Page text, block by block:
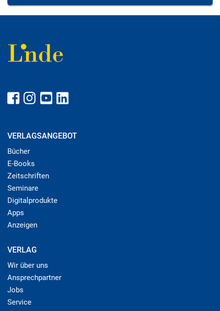
VERLAGSANGEBOT
Bücher
E-Books
Zeitschriften
Seminare
Digitalprodukte
Apps
Anzeigen
VERLAG
Wir über uns
Ansprechpartner
Jobs
Service